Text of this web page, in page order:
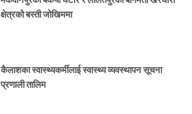
क्षेत्रको बस्ती जोखिममा
कैलाशका स्वास्थ्यकर्मीलाई स्वास्थ्य व्यवस्थापन सूचना
प्रणाली तालिम